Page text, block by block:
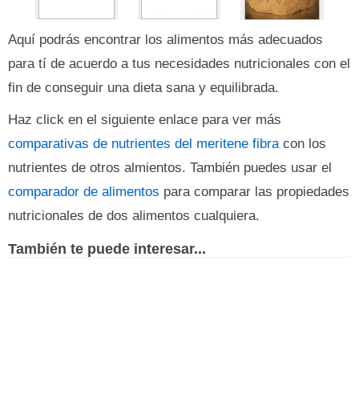
Aquí podrás encontrar los alimentos más adecuados
para tí de acuerdo a tus necesidades nutricionales con el
fin de conseguir una dieta sana y equilibrada.
Haz click en el siguiente enlace para ver más
comparativas de nutrientes del meritene fibracon los
nutrientes de otros almientos. También puedes usar el
comparador de alimentos para comparar las propiedades
nutricionales de dos alimentos cualquiera.
También te puede interesar...